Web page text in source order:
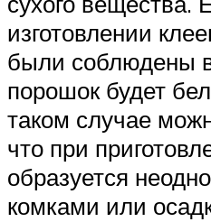
изготовлении
были соблюдены
порошок будет
таком случае
что при
образуется
комками или